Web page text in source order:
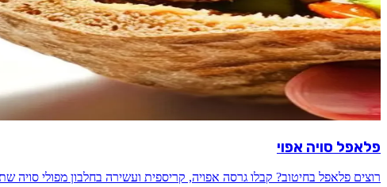
פלאפל סויה אפוי
רוצים פלאפל בחיטוב? קבלו גרסה אפויה, קריספית ועשירה בחלבון מפולי